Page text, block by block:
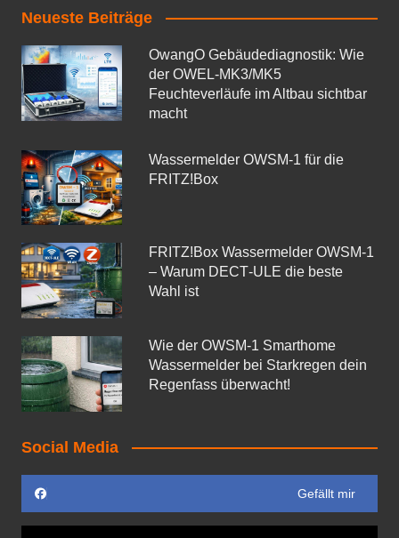
Neueste Beiträge
OwangO Gebäudediagnostik: Wie
der OWEL‑MK3/MK5
Feuchteverläufe im Altbau sichtbar
macht
Wassermelder OWSM‑1 für die
FRITZ!Box
FRITZ!Box Wassermelder OWSM-1
– Warum DECT‑ULE die beste
Wahl ist
Wie der OWSM‑1 Smarthome
Wassermelder bei Starkregen dein
Regenfass überwacht!
Social Media
Gefällt mir